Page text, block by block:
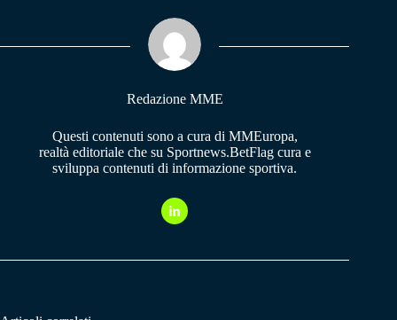
pp m
Redazione MME
Questi contenuti sono a cura di MMEuropa,
realtà editoriale che su Sportnews.BetFlag cura e
sviluppa contenuti di informazione sportiva.